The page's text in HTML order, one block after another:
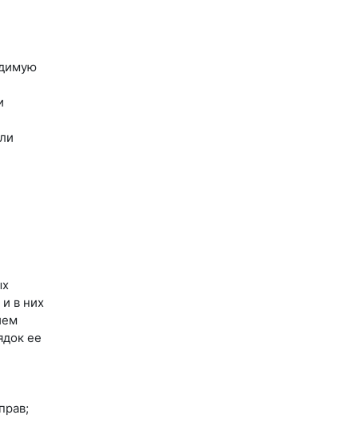
в них
ее